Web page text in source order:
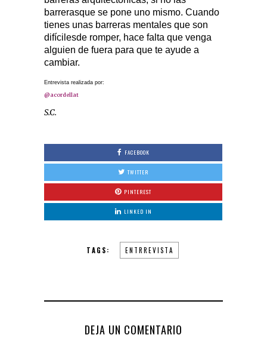
barrerasque se pone uno mismo. Cuando
tienes unas barreras mentales que son
difícilesde romper, hace falta que venga
alguien de fuera para que te ayude a
cambiar.
Entrevista realizada por:
@acordellat
S.C.
FACEBOOK
TWITTER
PINTEREST
LINKED IN
TAGS: ENTRREVISTA
DEJA UN COMENTARIO